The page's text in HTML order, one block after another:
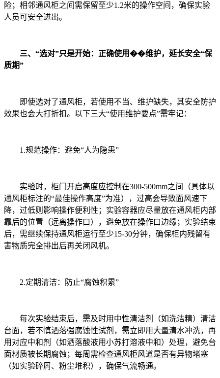
险；相邻通风柜之间需保留至少1.2米的操作空间，确保实验
人员可安全进出。
三、“选对”只是开始：正确使用��维护，延长安全“保
质期”
即使选对了通风柜，若使用不当、维护缺失，其安全防护
效果也会大打折扣。以下三大“使用维护要点”需牢记：
1.规范操作：避免“人为隐患”
实验时，柜门开启高度应控制在300-500mm之间（具体以
通风柜标注的“最佳操作高度”为准），过高会导致面风速下
降，过低则影响操作便利性；实验容器应尽量放在通风柜内部
靠后的位置（远离操作口），避免放在操作口边缘；实验结束
后，需继续保持通风柜运行至少15-30分钟，确保柜内残留有
害物质完全排出后再关闭风机。
2.定期清洁：防止“腐蚀积累”
每次实验结束后，需及时用中性清洁剂（如洗洁精）清洁
台面，若不慎洒落强腐蚀性试剂，需立即用大量清水冲洗，再
用对应中和剂（如洒落酸液用小苏打溶液中和）处理，避免台
面材质被长期腐蚀；每周需检查通风柜风道是否有异物堵塞
（如实验碎屑、粉尘堆积），确保气流畅通。